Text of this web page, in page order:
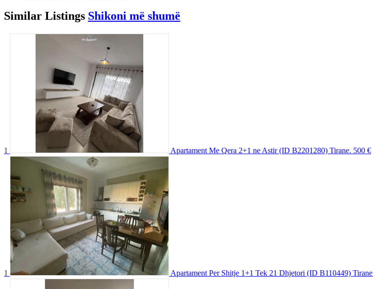
Similar Listings Shikoni më shumë
1 Apartament Me Qera 2+1 ne Astir (ID B2201280) Tirane. 500 €
1 Apartament Per Shitje 1+1 Tek 21 Dhjetori (ID B110449) Tirane